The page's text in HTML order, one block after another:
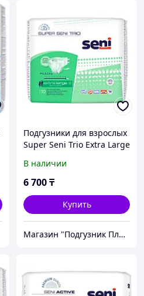
Подгузники для взрослых
Super Seni Trio Extra Large
В наличии
6 700₸
Купить
Магазин "Подгузник Плюс"